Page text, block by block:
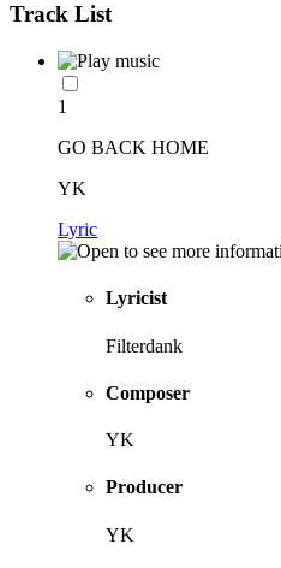
Track List
1
GO BACK HOME
YK
Lyric
Lyricist
Filterdank
Composer
YK
Producer
YK